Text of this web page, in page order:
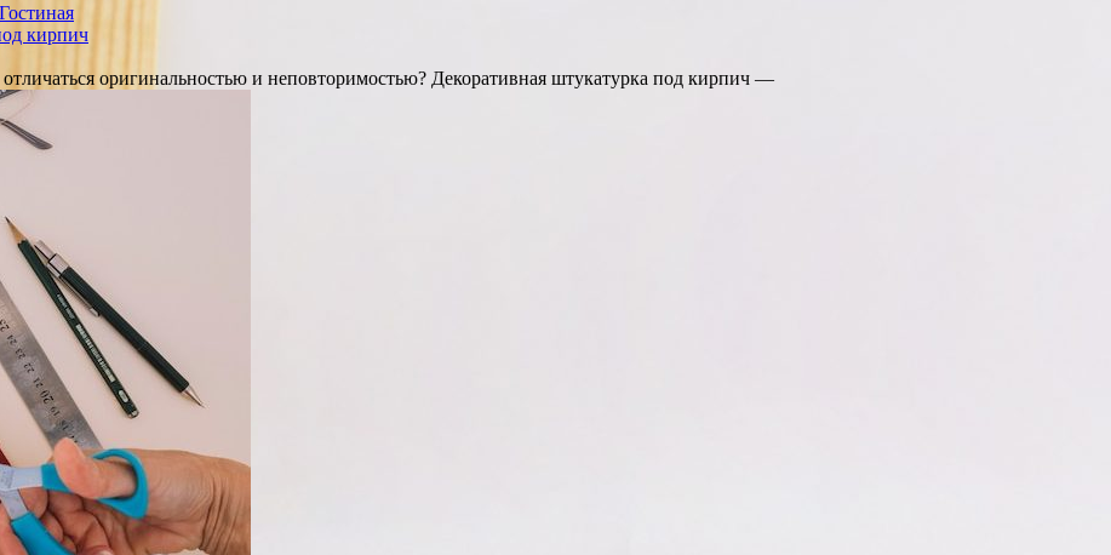
Гостиная
кирпич
оригинальностью и неповторимостью? Декоративная штукатурка под кирпич —